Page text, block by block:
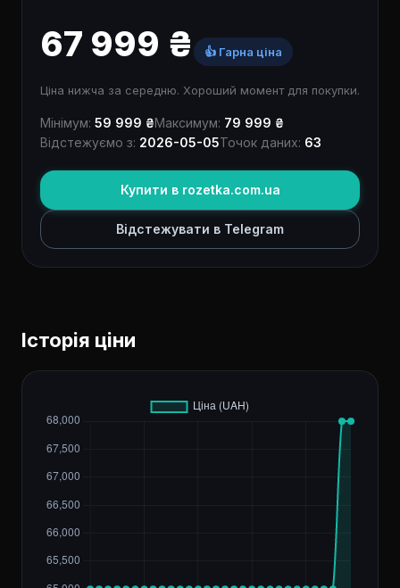
67 999 ₴ 👍 Гарна ціна
Ціна нижча за середню. Хороший момент для покупки.
Мінімум: 59 999 ₴Максимум: 79 999 ₴
Відстежуємо з: 2026-05-05Точок даних: 63
Купити в rozetka.com.ua
Відстежувати в Telegram
Історія ціни